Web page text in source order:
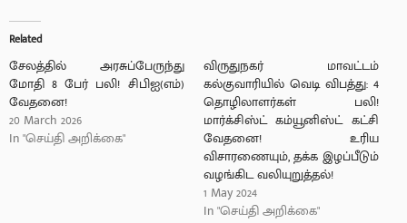
Related
சேலத்தில் அரசுப்பேருந்து
மோதி 8 பேர் பலி! சிபிஐ(எம்)
வேதனை!
20 March 2026
In "செய்தி அறிக்கை"
விருதுநகர் மாவட்டம்
கல்குவாரியில் வெடி விபத்து: 4
தொழிலாளர்கள் பலி!
மார்க்சிஸ்ட் கம்யூனிஸ்ட் கட்சி
வேதனை! உரிய
விசாரணையும், தக்க இழப்பீடும்
வழங்கிட வலியுறுத்தல்!
1 May 2024
In "செய்தி அறிக்கை"